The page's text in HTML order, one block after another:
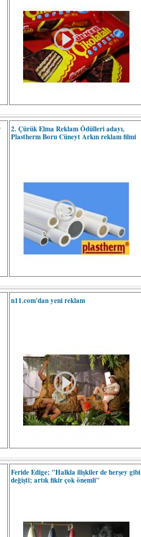
2. Çürük Elma Reklam Ödülleri adayı,
Plastherm Boru Cüneyt Arkın reklam filmi
n11.com'dan yeni reklam
Feride Edige; "Halkla ilişkiler de herşey gibi
değişti; artık fikir çok önemli"